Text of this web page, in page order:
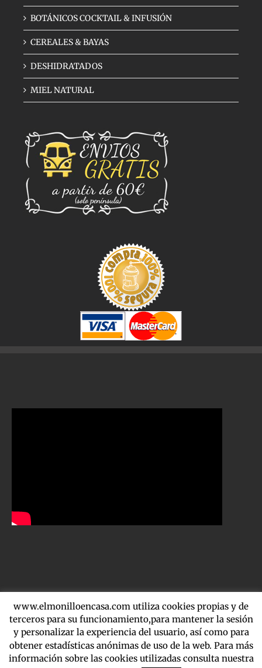
BOTÁNICOS COCKTAIL & INFUSIÓN
CEREALES & BAYAS
DESHIDRATADOS
MIEL NATURAL
Copyright 2016-2020 El Molinillo | Martínez de la Riva 4, local 39
Madrid 91 138 67 15 - 622 279 962 | By
NetSolutions | Aviso Legal
www.elmonilloencasa.com utiliza cookies propias y de
terceros para su funcionamiento,para mantener la sesión
y personalizar la experiencia del usuario, así como para
obtener estadísticas anónimas de uso de la web. Para más
información sobre las cookies utilizadas consulta nuestra